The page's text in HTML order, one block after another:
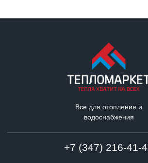
Все для отопления и
водоснабжения
+7 (347) 216-41-